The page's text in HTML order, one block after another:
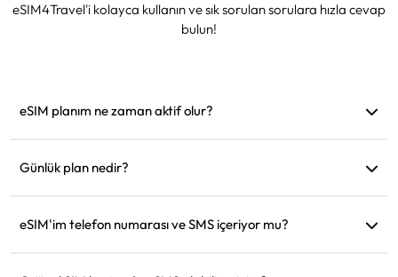
eSIM4Travel'i kolayca kullanın ve sık sorulan sorulara hızla cevap
bulun!
eSIM planım ne zaman aktif olur?
Hareket etmeden önce yüklemenizi öneririz.
Günlük plan nedir?
kadar geçerli olur. Günlük veri miktarını tükettiğinizde hız
eSIM'im telefon numarası ve SMS içeriyor mu?